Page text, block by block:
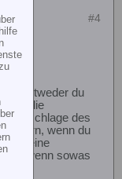
#4
Entweder du
die
Auschlage des
wenn du
eine
wenn sowas